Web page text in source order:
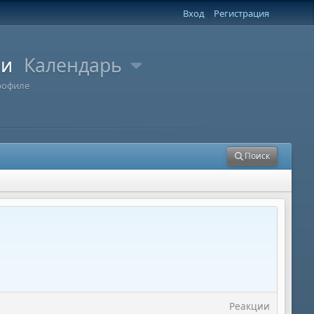
Вход Регистрация
Календарь
Поиск
Реакции